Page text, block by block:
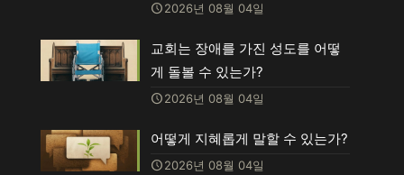
2026년 08월 04일
교회는 장애를 가진 성도를 어떻
게 돌볼 수 있는가?
2026년 08월 04일
어떻게 지혜롭게 말할 수 있는가?
2026년 08월 04일